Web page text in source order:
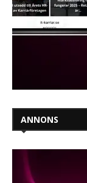
ANNONS